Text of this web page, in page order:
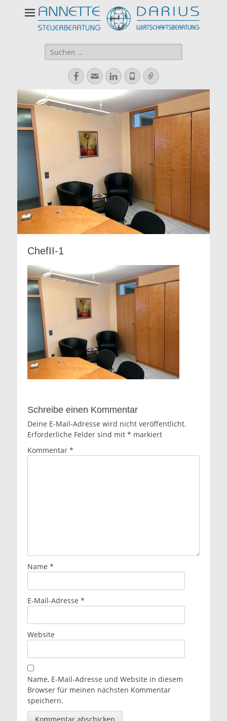
Suchen
nach:
Facebook
E-
Mail
LinkedIn
TelefonVerknüpfung
ChefII-1
Schreibe einen Kommentar
Deine E-Mail-Adresse wird nicht veröffentlicht.
Erforderliche Felder sind mit * markiert
Kommentar *
Name *
E-Mail-Adresse *
Website
Name, E-Mail-Adresse und Website in diesem
Browser für meinen nächsten Kommentar
speichern.